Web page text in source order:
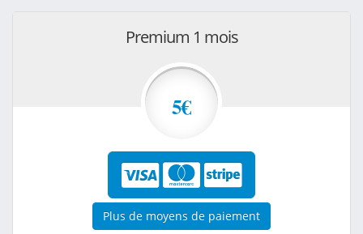
Premium 1 mois
5€
Plus de moyens de paiement